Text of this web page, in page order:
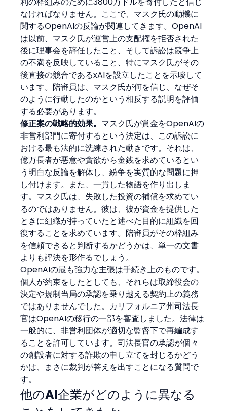
なければなりません。ここで、マスク氏の動機に
関するOpenAIの反論が関連してきます。OpenAI
は以前、マスク氏が運営上の支配権を拒否された
後に理事会を辞任したこと、そして訴訟は競争上
の不満を反映していること、特にマスク氏がその
後直接の競合であるxAIを設立したことを示唆して
います。陪審員は、マスク氏が何を信じ、なぜそ
のように行動したのかという相反する説明を評価
する必要があります。
修正案の戦略的効果。 マスク氏が賞金をOpenAIの
非営利部門に寄付するという決定は、この訴訟に
おける最も法的に洗練された動きです。それは、
億万長者が悪意や貪欲から金銭を求めているとい
う明白な反論を解体し、紛争を実質的な問題に押
し付けます。また、一貫した物語を作り出しま
す。マスク氏は、失敗した投資の補償を求めてい
るのではありません。彼は、彼が資金を提供した
ときに組織が持っていたと述べた目的に組織を回
復することを求めています。陪審員がその枠組み
を信頼できると判断するかどうかは、単一の文書
よりも評決を形作るでしょう。
OpenAIの最も強力な主張は手続き上のものです。
個人が約束をしたとしても、それらは取締役会の
決定や規制当局の承認を乗り越える契約上の義務
ではありませんでした。カリフォルニア州司法長
官はOpenAIの移行の一部を審査しました。法律は
一般的に、非営利団体が適切な監督下で再編成す
ることを許可しています。司法長官の承認が個々
の創設者に対する詐欺の申し立てを封じるかどう
かは、まさに裁判が答えを出すことになる質問で
す。
他のAI企業がどのように異なる